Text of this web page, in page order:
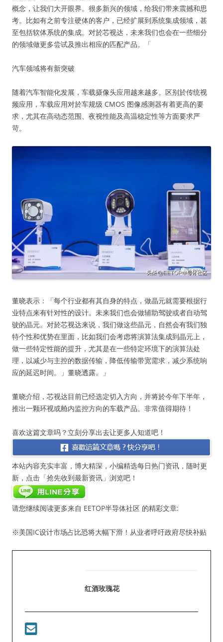
概念，让我们大开眼界。很多新兴的领域，给我们带来震撼和思
考。比如有之前专注硬体的客户，已经扩展到系统集成领域，甚
至包括软体系统的集成。对於芯视达，未来我们也会在一些细分
的领域做更多尝试及推出相应的匹配产品。「
汽车领域将有新突破
随着汽车智能化发展，车载摄像头应用越来越多。区别於传统视
频应用，车载应用对於车规级 CMOS 图像感测器有着更高的要
求，尤其在高动态范围、夜视性能及高温稳定性等方面要求严
苛。
董晓表示：「每个行业都有其自身的特点，做晶元就需要根据行
业特点来有针对性的设计。未来我们也会做辅助驾驶或者自动驾
驶的晶元。对於芯视达来说，我们做这些晶元，自然会有我们独
特个性和优势在里面，比如我们会考虑将演算法集成到晶元上，
做一些特定性能的提升，尤其是在一些特定环境下的演算法处
理，以减少与主控的数据传输，降低传输带宽需求，减少系统响
应的延迟时间。」董晓透露。」
董晓介绍，芯视达目前已经选定切入方向，并将於今年下半年，
推出一颗环视或舱内监控方向的车载产品。非常值得期待！
喜欢这篇文章吗？立刻分享出去让更多人知道吧！
本站内容充实丰富，博大精深，小编精选每日热门资讯，随时更
新，点击「抢先收到最新资讯」浏览吧！
请您继续阅读更多来自 EETOP半导体社区 的精彩文章:
※美国IC设计市场占比恐将大幅下滑！从业者呼吁政府尽快补贴
红酒玫瑰花